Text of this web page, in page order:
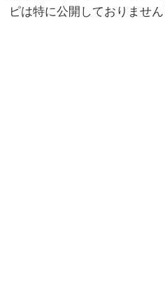
ピは特に公開しておりません